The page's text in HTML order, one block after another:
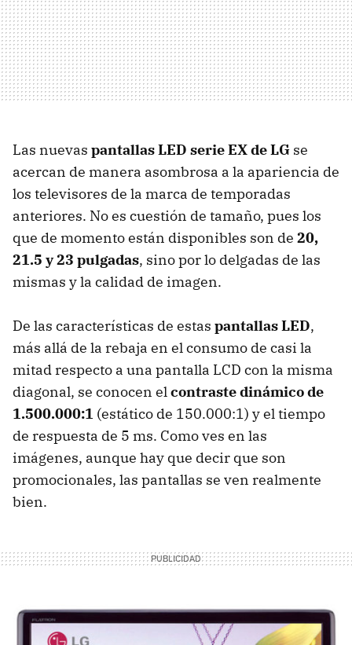
Las nuevas pantallas LED serie EX de LG se
acercan de manera asombrosa a la apariencia de
los televisores de la marca de temporadas
anteriores. No es cuestión de tamaño, pues los
que de momento están disponibles son de 20,
21.5 y 23 pulgadas, sino por lo delgadas de las
mismas y la calidad de imagen.
De las características de estas pantallas LED,
más allá de la rebaja en el consumo de casi la
mitad respecto a una pantalla LCD con la misma
diagonal, se conocen el contraste dinámico de
1.500.000:1 (estático de 150.000:1) y el tiempo
de respuesta de 5 ms. Como ves en las
imágenes, aunque hay que decir que son
promocionales, las pantallas se ven realmente
bien.